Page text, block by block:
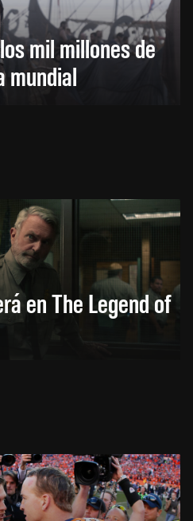
mil millones de
mundial
en The Legend of